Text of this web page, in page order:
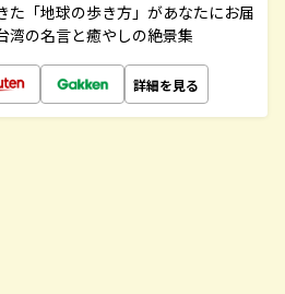
た「地球の歩き方」があなたにお届
湾の名言と癒やしの絶景集
詳細を見る